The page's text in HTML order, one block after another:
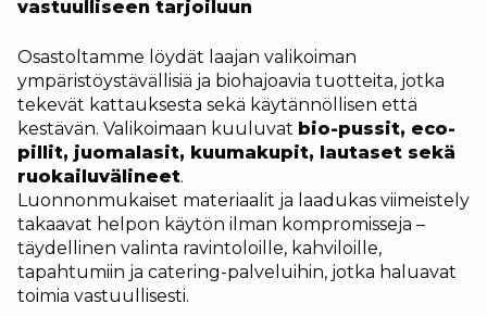
vastuulliseen tarjoiluun
Osastoltamme löydät laajan valikoiman
ympäristöystävällisiä ja biohajoavia tuotteita, jotka
tekevät kattauksesta sekä käytännöllisen että
kestävän. Valikoimaan kuuluvat bio-pussit, eco-
pillit, juomalasit, kuumakupit, lautaset sekä
ruokailuvälineet.
Luonnonmukaiset materiaalit ja laadukas viimeistely
takaavat helpon käytön ilman kompromisseja –
täydellinen valinta ravintoloille, kahviloille,
tapahtumiin ja catering-palveluihin, jotka haluavat
toimia vastuullisesti.